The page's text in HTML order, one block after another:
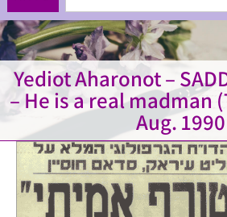
Yediot Aharonot –
– He is a real madman
Aug. 1990